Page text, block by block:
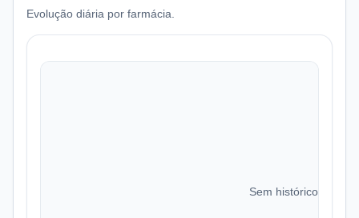
Evolução diária por farmácia.
Sem histórico de